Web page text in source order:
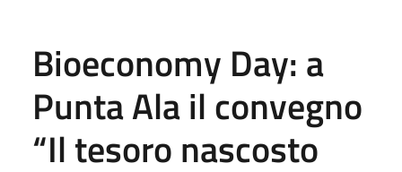
Bioeconomy Day: a
Punta Ala il convegno
“Il tesoro nascosto